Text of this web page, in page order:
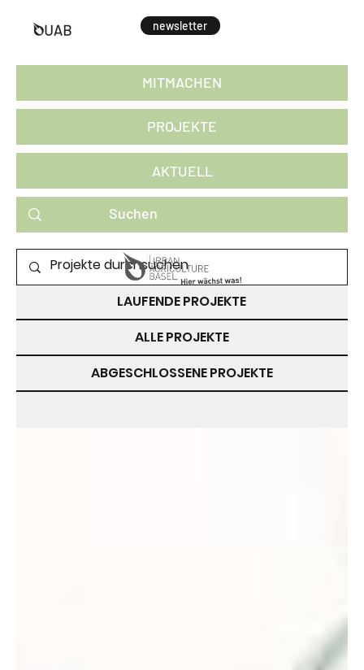
newsletter
PROJEKTE ZUM MITMACHEN
LAUFENDE PROJEKTE
ALLE PROJEKTE
ABGESCHLOSSENE PROJEKTE
AKTUELL
PROJEKTE
MITMACHEN